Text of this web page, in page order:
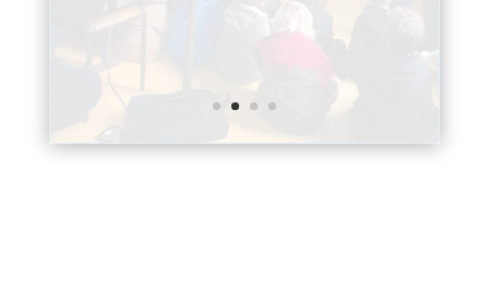
L’école Ste Anne a fait son cirque